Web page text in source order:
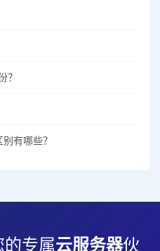
？
有哪些？
专属云服务器伙